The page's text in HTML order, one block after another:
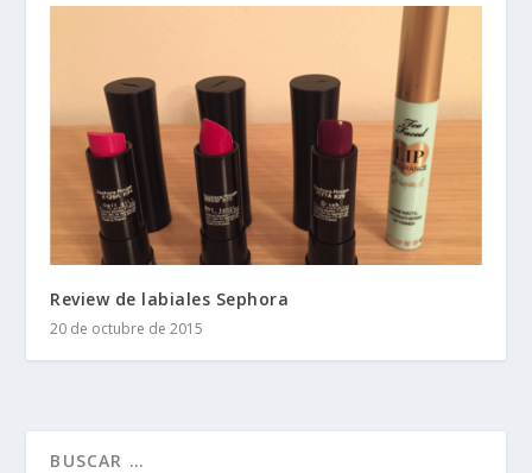
Review de labiales Sephora
20 de octubre de 2015